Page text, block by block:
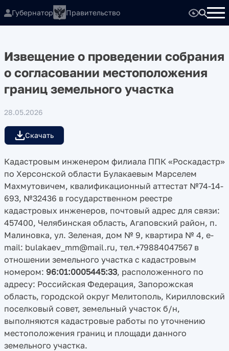
Губернатор Правительство
Извещение о проведении собрания
о согласовании местоположения
границ земельного участка
28.05.2026
Скачать
Кадастровым инженером филиала ППК «Роскадастр»
по Херсонской области Булакаевым Марселем
Махмутовичем, квалификационный аттестат №74-14-
693, №32436 в государственном реестре
кадастровых инженеров, почтовый адрес для связи:
457400, Челябинская область, Агаповский район, п.
Малиновка, ул. Зеленая, дом № 9, квартира № 4, e-
mail: bulakaev_mm@mail.ru, тел.+79884047567 в
отношении земельного участка с кадастровым
номером: 96:01:0005445:33, расположенного по
адресу: Российская Федерация, Запорожская
область, городской округ Мелитополь, Кирилловский
поселковый совет, земельный участок б/н,
выполняются кадастровые работы по уточнению
местоположения границ и площади данного
земельного участка.